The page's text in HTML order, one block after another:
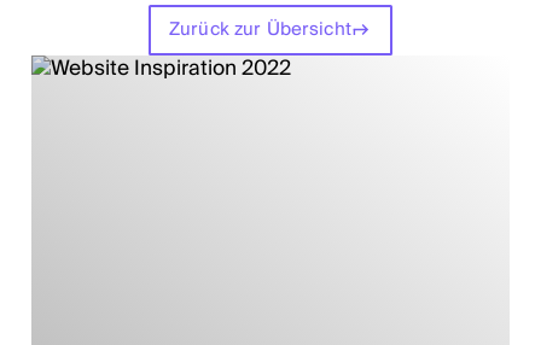
Zurück zur Übersicht